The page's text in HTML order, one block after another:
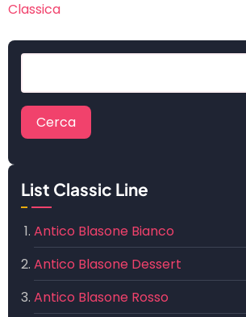
Classica
List Classic Line
Antico Blasone Bianco
Antico Blasone Dessert
Antico Blasone Rosso